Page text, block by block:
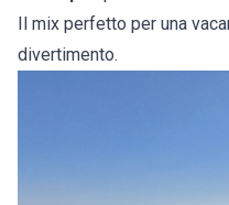
Il mix perfetto per una
divertimento.